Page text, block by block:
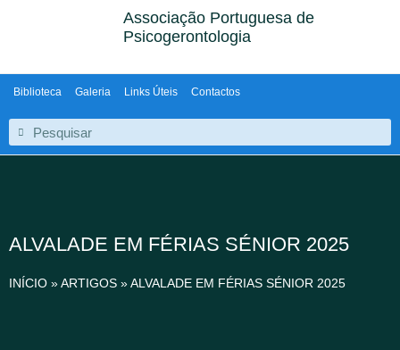
Associação Portuguesa de
Psicogerontologia
Biblioteca Galeria Links Úteis Contactos
ALVALADE EM FÉRIAS SÉNIOR 2025
INÍCIO »ARTIGOS »ALVALADE EM FÉRIAS SÉNIOR 2025